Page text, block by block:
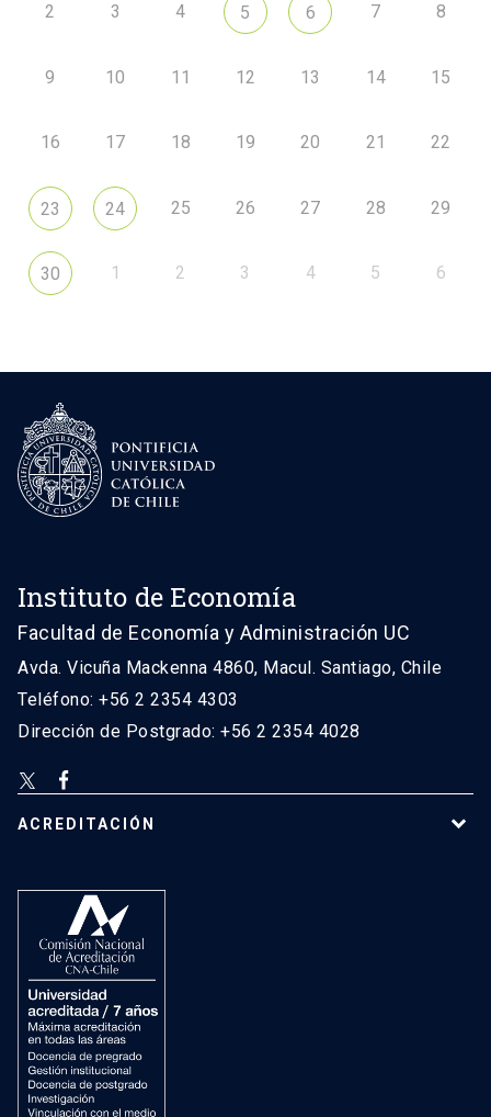
2 3 4 5 6 7 8
9 10 11 12 13 14 15
16 17 18 19 20 21 22
23 24 25 26 27 28 29
30 1 2 3 4 5 6
Instituto de Economía
Facultad de Economía y Administración UC
Avda. Vicuña Mackenna 4860, Macul. Santiago, Chile
Teléfono: +56 2 2354 4303
Dirección de Postgrado: +56 2 2354 4028
ACREDITACIÓN